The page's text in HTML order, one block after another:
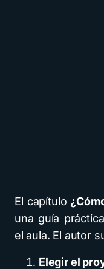
El capítulo
una guía
el aula. El autor
Elegir el